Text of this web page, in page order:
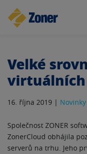
Velké
16. října 2019 | Novinky
Společnost ZONER
ZonerCloud obhájila
serverů na trhu. Jeho